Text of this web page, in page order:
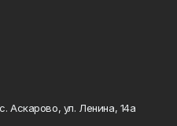
Аскарово, ул. Ленина, 14а